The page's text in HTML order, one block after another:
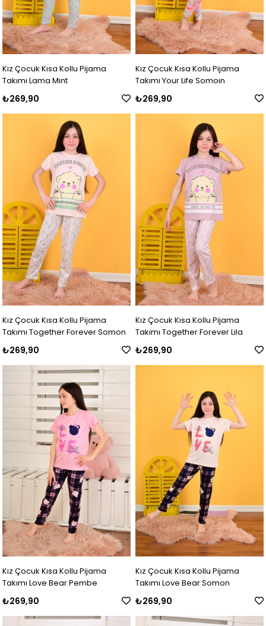
Kız Çocuk Kısa Kollu Pijama
Takımı Lama Mint
₺269,90
Kız Çocuk Kısa Kollu Pijama
Takımı Your Life Somoın
₺269,90
Kız Çocuk Kısa Kollu Pijama
Takımı Together Forever Somon
₺269,90
Kız Çocuk Kısa Kollu Pijama
Takımı Together Forever Lila
₺269,90
Kız Çocuk Kısa Kollu Pijama
Takımı Love Bear Pembe
₺269,90
Kız Çocuk Kısa Kollu Pijama
Takımı Love Bear Somon
₺269,90